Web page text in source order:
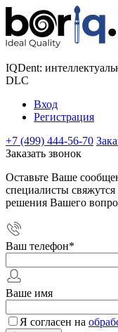
IQDent:
DLC
Вход
Регистрация
+7 (499) 444-56-70
Заказать звонок
Оставьте Ваше
специалисты
решения Вашего
Ваш телефон*
Ваше имя
Я согласен на